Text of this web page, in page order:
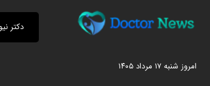
دکتر
امروز شنبه ۱۷ مرداد ۱۴۰۵